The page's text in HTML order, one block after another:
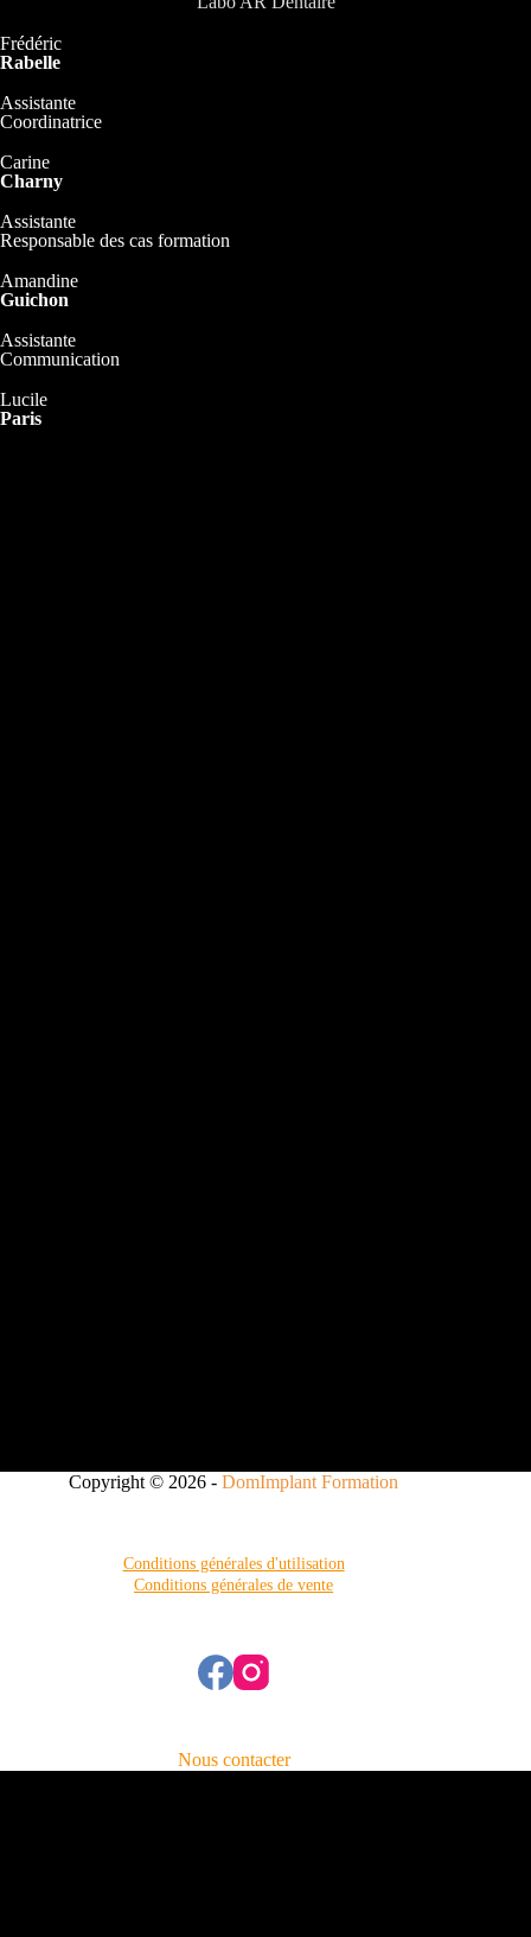
Frédéric
Rabelle
Assistante
Coordinatrice
Carine
Charny
Assistante
Responsable des cas formation
Amandine
Guichon
Assistante
Communication
Lucile
Paris
Copyright © 2026 -DomImplant Formation
Conditions générales d'utilisation
Conditions générales de vente
Nous contacter